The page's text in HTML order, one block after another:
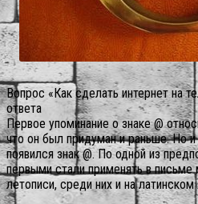
Вопрос «Как сделать интернет на
ответа
Первое упоминание о знаке @
что он был придуман и раньше. Но и
появился знак @. По одной из
первыми стали применять в письме
летописи, среди них и на латинском